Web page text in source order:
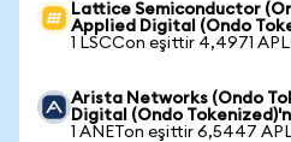
Lattice Semiconductor
Applied Digital (Ondo
1 LSCCon eşittir 4,4971
Arista Networks (Ondo
Digital (Ondo
1 ANETon eşittir 6,5447